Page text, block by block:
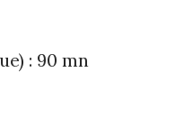
: 90 mn